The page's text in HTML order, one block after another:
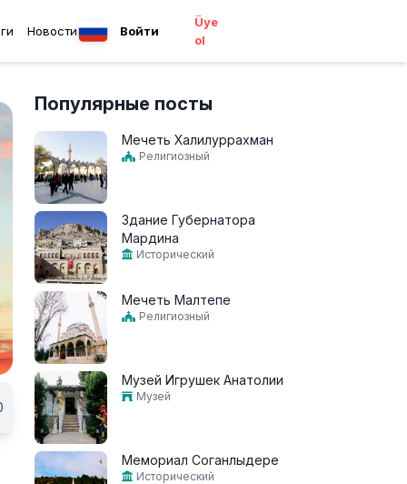
Новости Войти
Üye
ol
Популярные посты
Мечеть Халилуррахман
Религиозный
Здание Губернатора
Мардина
Исторический
Мечеть Малтепе
Религиозный
Музей Игрушек Анатолии
Музей
Мемориал Соганлыдере
Исторический